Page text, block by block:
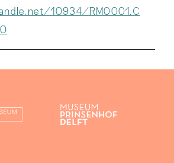
10934/RM0001.C